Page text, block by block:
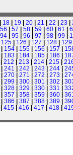
| 18 | 19 | 20 | 21 | 22 | 23 |
56 | 57 | 58 | 59 | 60 | 61 |
94 | 95 | 96 | 97 | 98 | 99 |
125 | 126 | 127 | 128 | 129
| 154 | 155 | 156 | 157 |
| 183 | 184 | 185 | 186 |
| 212 | 213 | 214 | 215 |
| 241 | 242 | 243 | 244 |
| 270 | 271 | 272 | 273 |
| 299 | 300 | 301 | 302 |
| 328 | 329 | 330 | 331 |
| 357 | 358 | 359 | 360 | 361
| 386 | 387 | 388 | 389 |
| 415 | 416 | 417 | 418 |